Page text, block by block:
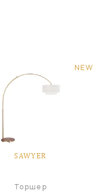
NEW
SAWYER
Торшер